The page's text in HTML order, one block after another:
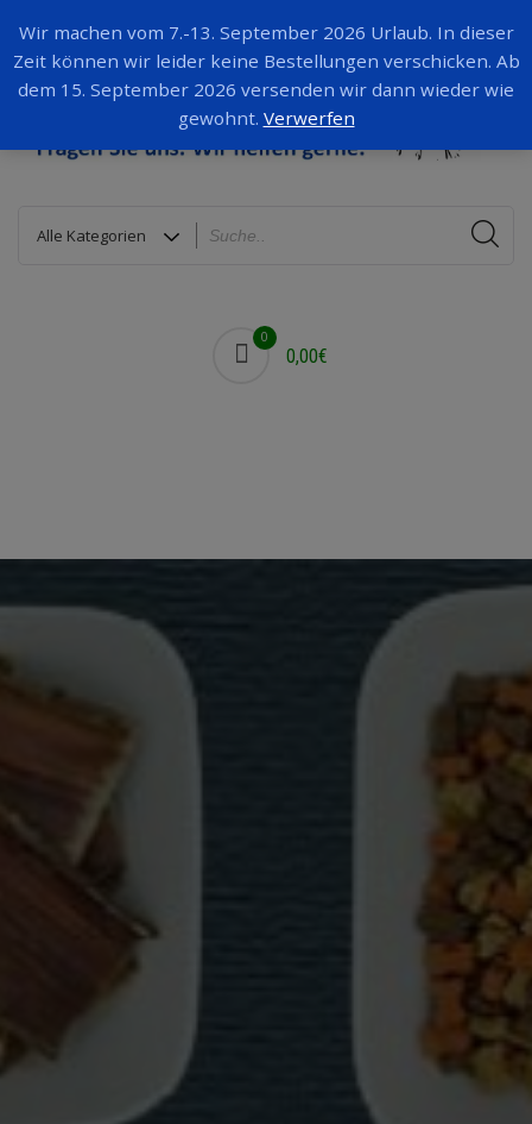
0
0,00€
Wir machen vom 7.-13. September 2026 Urlaub. In dieser
Zeit können wir leider keine Bestellungen verschicken. Ab
dem 15. September 2026 versenden wir dann wieder wie
gewohnt. Verwerfen